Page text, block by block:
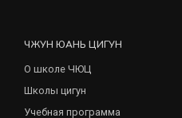
ЧЖУН ЮАНЬ ЦИГУН
О школе ЧЮЦ
Школы цигун
Учебная программа